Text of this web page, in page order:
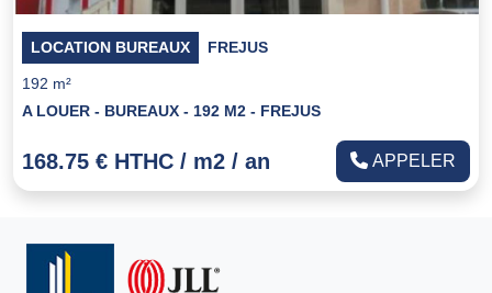
LOCATION BUREAUX FREJUS
192 m²
A LOUER - BUREAUX - 192 M2 - FREJUS
168.75 € HTHC / m2 / an APPELER